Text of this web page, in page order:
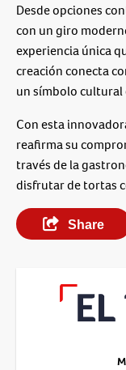
Desde opciones
con un giro
experiencia única
creación conecta
un símbolo
Con esta
reafirma su
través de la
disfrutar de tortas
Share